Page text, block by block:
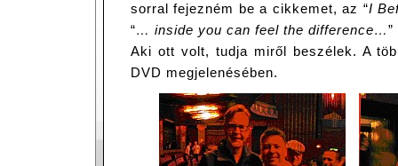
sorral fejezném be a cikkemet, az “I
“… inside you can feel the difference…”
Aki ott volt, tudja miről beszélek. A
DVD megjelenésében.